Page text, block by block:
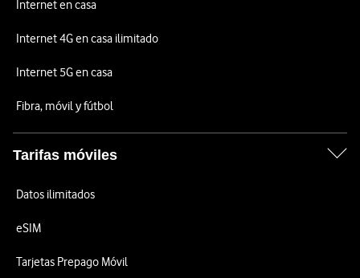
Internet en casa
Internet 4G en casa ilimitado
Internet 5G en casa
Fibra, móvil y fútbol
Tarifas móviles
Datos ilimitados
eSIM
Tarjetas Prepago Móvil